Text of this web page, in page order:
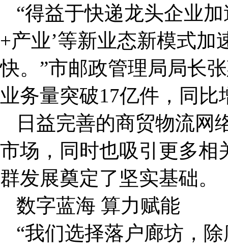
“得益于快递龙头企业
+产业’等新业态新模式加
快。”市邮政管理局局长
业务量突破17亿件，同比
日益完善的商贸物流网
市场，同时也吸引更多相
群发展奠定了坚实基础。
数字蓝海 算力赋能
“我们选择落户廊坊，